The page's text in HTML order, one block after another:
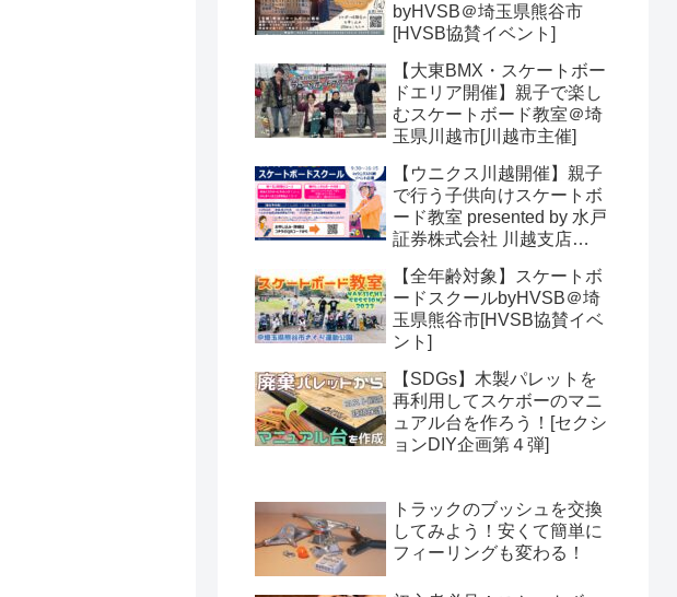
byHVSB＠埼玉県熊谷市
[HVSB協賛イベント]
【大東BMX・スケートボー
ドエリア開催】親子で楽し
むスケートボード教室＠埼
玉県川越市[川越市主催]
【ウニクス川越開催】親子
で行う子供向けスケートボ
ード教室 presented by 水戸
証券株式会社 川越支店
[HVSB主催]
【全年齢対象】スケートボ
ードスクールbyHVSB＠埼
玉県熊谷市[HVSB協賛イベ
ント]
【SDGs】木製パレットを
再利用してスケボーのマニ
ュアル台を作ろう！[セクシ
ョンDIY企画第４弾]
トラックのブッシュを交換
してみよう！安くて簡単に
フィーリングも変わる！